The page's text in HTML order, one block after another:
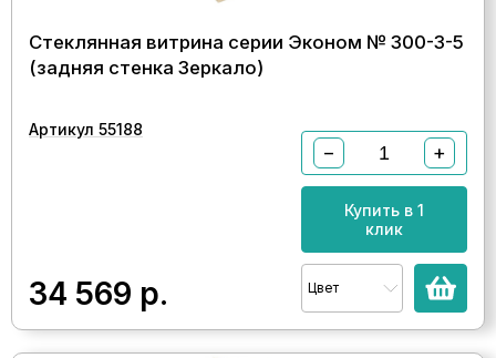
Стеклянная витрина серии Эконом № 300-3-5
(задняя стенка Зеркало)
Артикул 55188
34 569 р.
− +
Купить в 1
клик
Цвет